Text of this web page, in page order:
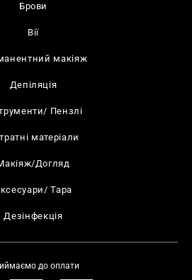
Брови
Вії
макіяж
Депіляція
Пензлі
матеріали
Догляд
Тара
Дезінфекція
до оплати